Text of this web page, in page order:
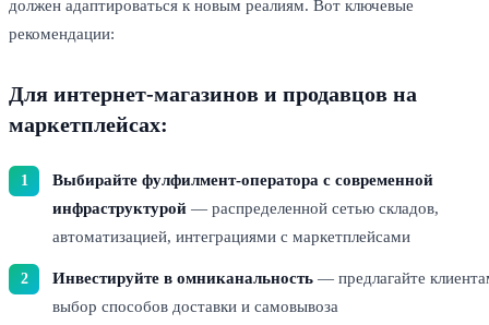
должен адаптироваться к новым реалиям. Вот ключевые
рекомендации:
Для интернет-магазинов и продавцов на
маркетплейсах:
Выбирайте фулфилмент-оператора с современной
инфраструктурой — распределенной сетью складов,
автоматизацией, интеграциями с маркетплейсами
Инвестируйте в омниканальность — предлагайте
выбор способов доставки и самовывоза